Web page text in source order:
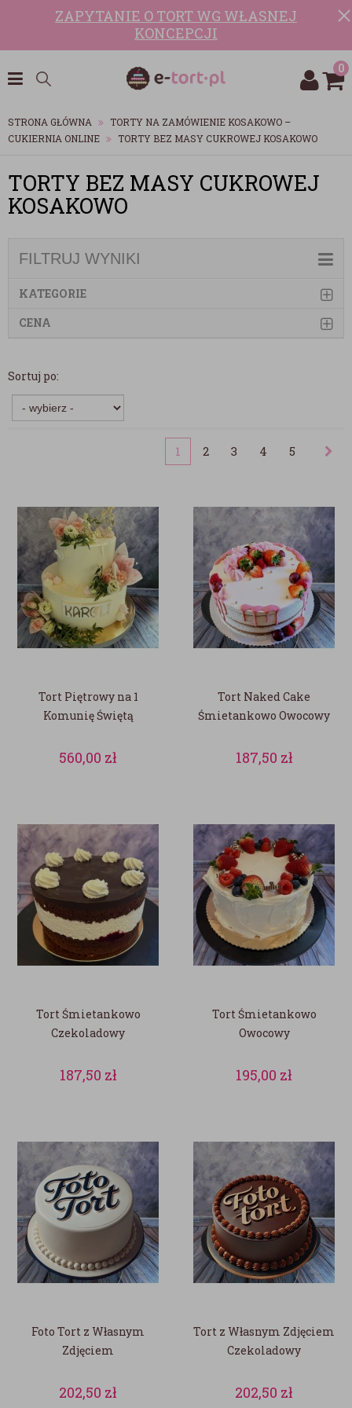
ZAPYTANIE O TORT WG WŁASNEJ
KONCEPCJI
0
STRONA GŁÓWNA
TORTY NA ZAMÓWIENIE KOSAKOWO –
CUKIERNIA ONLINE
TORTY BEZ MASY CUKROWEJ KOSAKOWO
TORTY BEZ MASY CUKROWEJ
KOSAKOWO
FILTRUJ WYNIKI
KATEGORIE
CENA
Sortuj po:
1 2 3 4 5
Tort Piętrowy na 1
Komunię Świętą
560,00 zł
Tort Naked Cake
Śmietankowo Owocowy
187,50 zł
Tort Śmietankowo
Czekoladowy
187,50 zł
Tort Śmietankowo
Owocowy
195,00 zł
Foto Tort z Własnym
Zdjęciem
202,50 zł
Tort z Własnym Zdjęciem
Czekoladowy
202,50 zł